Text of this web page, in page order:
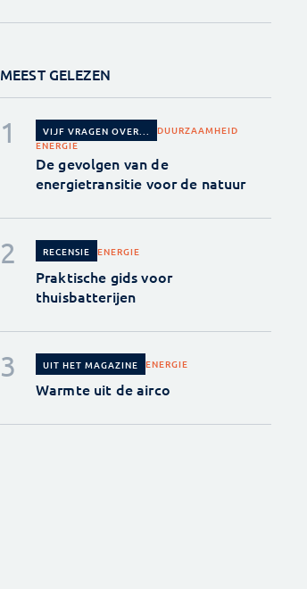
MEEST GELEZEN
VIJF VRAGEN OVER...
DUURZAAMHEID
ENERGIE
De gevolgen van de
energietransitie voor de natuur
RECENSIE ENERGIE
Praktische gids voor
thuisbatterijen
UIT HET MAGAZINE ENERGIE
Warmte uit de airco